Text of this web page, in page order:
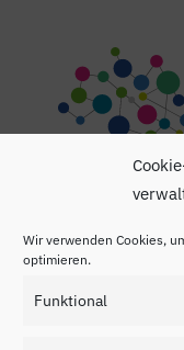
Wir verwenden Cookies,
optimieren.
Funktional